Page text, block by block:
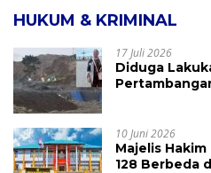
HUKUM & KRIMINAL
17 Juli 2026
Diduga
10 Juni 2026
Majelis
128 Berbeda